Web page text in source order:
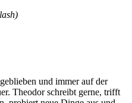
und immer auf der
Theodor schreibt gerne, trifft